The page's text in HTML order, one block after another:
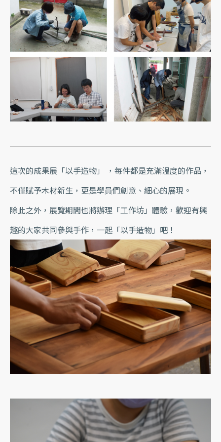
這次的成果展「以手造物」 ，每件都是充滿溫度的作品，
不僅賦予木材新生，更是學員們創意、細心的展現。
除此之外，展覽期間也將辦理「工作坊」體驗，歡迎有興
趣的大家共同參與手作，一起「以手造物」吧！